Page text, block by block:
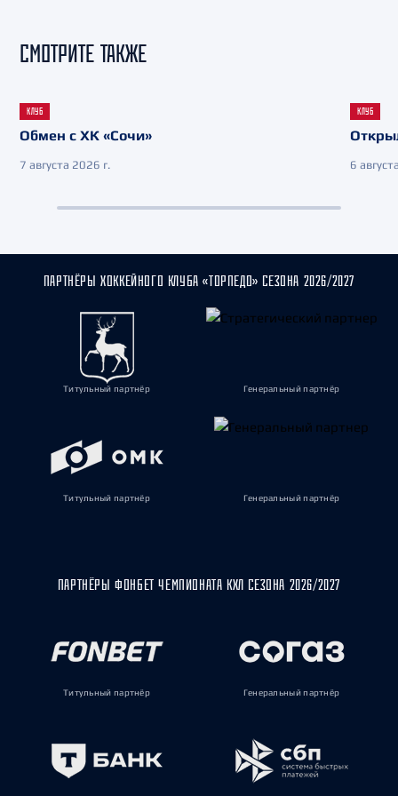
СМОТРИТЕ ТАКЖЕ
КЛУБ
Обмен с ХК «Сочи»
7 августа 2026 г.
КЛУБ
6
ПАРТНЁРЫ ХОККЕЙНОГО КЛУБА «ТОРПЕДО» СЕЗОНА 2026/2027
Титульный партнёр Генеральный партнёр
Титульный партнёр Генеральный партнёр
ПАРТНЁРЫ ФОНБЕТ ЧЕМПИОНАТА КХЛ СЕЗОНА 2026/2027
Титульный партнёр Генеральный партнёр